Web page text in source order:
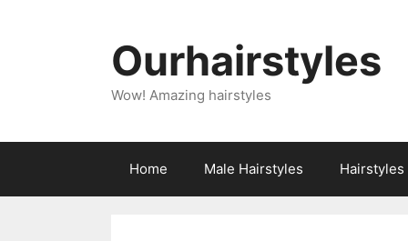
Ourhairstyles
Wow! Amazing hairstyles
Home Male Hairstyles Hairstyles